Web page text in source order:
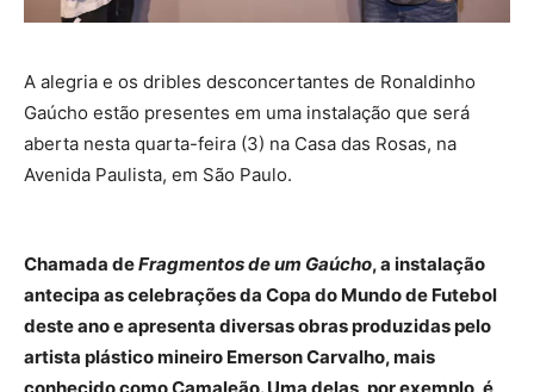
A alegria e os dribles desconcertantes de Ronaldinho
Gaúcho estão presentes em uma instalação que será
aberta nesta quarta-feira (3) na Casa das Rosas, na
Avenida Paulista, em São Paulo.
Chamada deFragmentos de um Gaúcho, a instalação
antecipa as celebrações da Copa do Mundo de Futebol
deste ano e apresenta diversas obras produzidas pelo
artista plástico mineiro Emerson Carvalho, mais
conhecido como Camaleão. Uma delas, por exemplo, é